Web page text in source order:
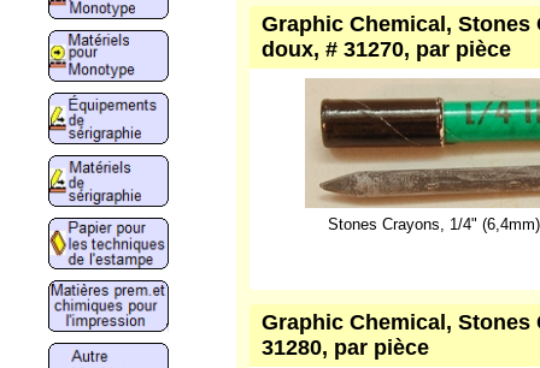
Graphic Chemical,
doux, # 31270, par pièce
Stones Crayons, 1/4"
Graphic Chemical,
31280, par pièce